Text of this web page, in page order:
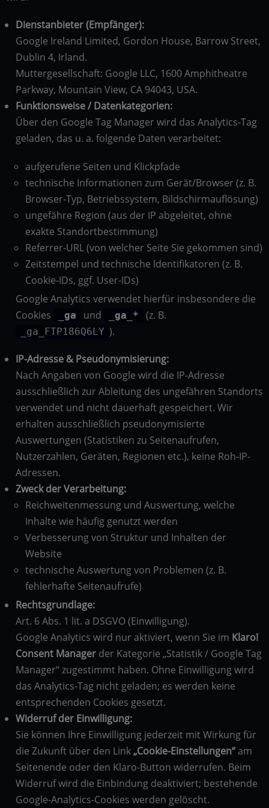
Dienstanbieter (Empfänger):
Google Ireland Limited, Gordon House, Barrow Street,
Dublin 4, Irland.
Muttergesellschaft: Google LLC, 1600 Amphitheatre
Parkway, Mountain View, CA 94043, USA.
Funktionsweise / Datenkategorien:
Über den Google Tag Manager wird das Analytics-Tag
geladen, das u. a. folgende Daten verarbeitet:
aufgerufene Seiten und Klickpfade
technische Informationen zum Gerät/Browser (z. B.
Browser-Typ, Betriebssystem, Bildschirmauflösung)
ungefähre Region (aus der IP abgeleitet, ohne
exakte Standortbestimmung)
Referrer-URL (von welcher Seite Sie gekommen sind)
Zeitstempel und technische Identifikatoren (z. B.
Cookie-IDs, ggf. User-IDs)
Google Analytics verwendet hierfür insbesondere die
Cookies
_ga und _ga_* (z. B.
_ga_FTP186Q6LY ).
IP-Adresse & Pseudonymisierung:
Nach Angaben von Google wird die IP-Adresse
ausschließlich zur Ableitung des ungefähren Standorts
verwendet und nicht dauerhaft gespeichert. Wir
erhalten ausschließlich pseudonymisierte
Auswertungen (Statistiken zu Seitenaufrufen,
Nutzerzahlen, Geräten, Regionen etc.), keine Roh-IP-
Adressen.
Zweck der Verarbeitung:
Reichweitenmessung und Auswertung, welche
Inhalte wie häufig genutzt werden
Verbesserung von Struktur und Inhalten der
Website
technische Auswertung von Problemen (z. B.
fehlerhafte Seitenaufrufe)
Rechtsgrundlage:
Art. 6 Abs. 1 lit. a DSGVO (Einwilligung).
Google Analytics wird nur aktiviert, wenn Sie im Klaro!
Consent Manager der Kategorie „Statistik / Google Tag
Manager“ zugestimmt haben. Ohne Einwilligung wird
das Analytics-Tag nicht geladen; es werden keine
entsprechenden Cookies gesetzt.
Widerruf der Einwilligung:
Sie können Ihre Einwilligung jederzeit mit Wirkung für
die Zukunft über den Link„Cookie-Einstellungen“am
Seitenende oder den Klaro-Button widerrufen. Beim
Widerruf wird die Einbindung deaktiviert; bestehende
Google-Analytics-Cookies werden gelöscht.